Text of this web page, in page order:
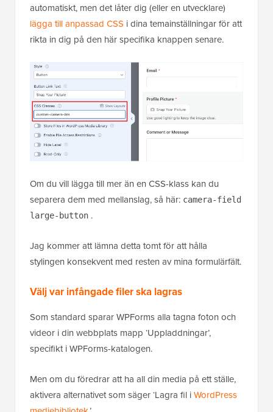
automatiskt, men det låter dig (eller en utvecklare)
lägga till anpassad CSS i dina temainställningar för att
rikta in dig på den här specifika knappen senare.
Om du vill lägga till mer än en CSS-klass kan du
separera dem med mellanslag, så här: camera-field
large-button .
Jag kommer att lämna detta tomt för att hålla
stylingen konsekvent med resten av mina formulärfält.
Välj var infångade filer ska lagras
Som standard sparar WPForms alla tagna foton och
videor i din webbplats mapp ‘Uppladdningar’,
specifikt i WPForms-katalogen.
Men om du föredrar att ha all din media på ett ställe,
aktivera alternativet som säger ‘Lagra fil iWordPress